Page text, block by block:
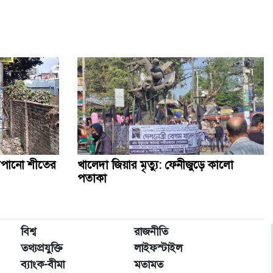
কৃত্রিম বুদ্ধিমত্তাকে কাজে লাগিয়ে ছবি-ভিডিও বানাবেন যেভাবে
জানাজায় অংশ নিতে আসা বিদেশি অতিথিদের সঙ্গে উপদেষ্টাদের
সাক্ষাৎ
সিলেট স্টেডিয়ামে খালেদা জিয়ার জন্য দোয়া অনুষ্ঠিত
বেগম খালেদা জিয়ার জানাজায় ৫০ প্লাটুন আনসার ও টিডিপি
খালেদা জিয়ার জানাজায় পদদলিত হয়ে একজনের মৃত্যু
শীতের
খালেদা জিয়ার মৃত্যু: ফেনীজুড়ে কালো
পতাকা
বিশ্ব
রাজনীতি
তথ্যপ্রযুক্তি
লাইফস্টাইল
ব্যাংক-বীমা মতামত